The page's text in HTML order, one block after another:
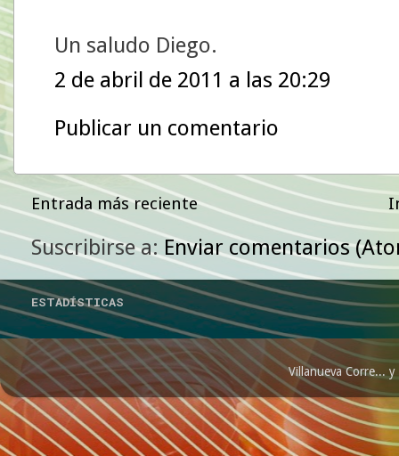
Un saludo Diego.
2 de abril de 2011 a las 20:29
Publicar un comentario
Entrada más reciente
Suscribirse a: Enviar comentarios
ESTADÍSTICAS
Villanueva Corre...